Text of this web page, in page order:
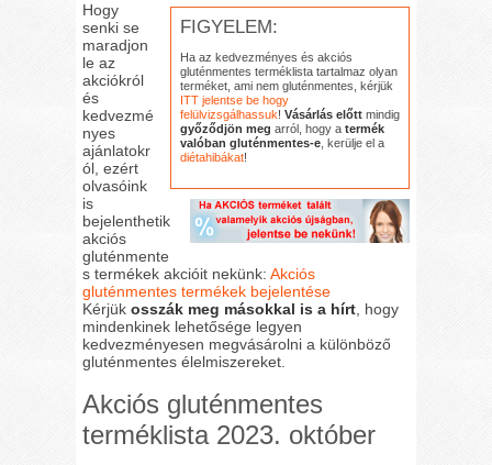
FIGYELEM:
Ha az kedvezményes és akciós
gluténmentes terméklista tartalmaz olyan
terméket, ami nem gluténmentes, kérjük
ITT jelentse be hogy
felülvizsgálhassuk! Vásárlás előttmindig
győződjön meg arról, hogy atermék
valóban gluténmentes-e, kerülje el a
diétahibákat!
Hogy
senki se
maradjon
le az
akciókról
és
kedvezmé
nyes
ajánlatokr
ól, ezért
olvasóink
is
bejelenthetik
akciós
gluténmente
s termékek akcióit nekünk:Akciós
gluténmentes termékek bejelentése
Kérjük osszák meg másokkal is a hírt, hogy
mindenkinek lehetősége legyen
kedvezményesen megvásárolni a különböző
gluténmentes élelmiszereket.
Akciós gluténmentes
terméklista 2023. október